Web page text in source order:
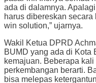
ada di dalamnya.
harus dibereskan
win solution,” ujarnya.
Wakil Ketua DPRD
BUMD yang ada di Kota
kemajuan. Beberapa
perkembangan berarti.
bisa melepas